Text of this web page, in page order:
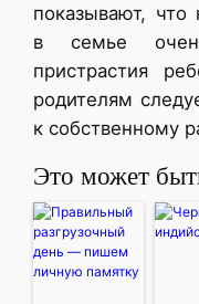
показывают, что
в семье
пристрастия
родителям
к собственному
Это может